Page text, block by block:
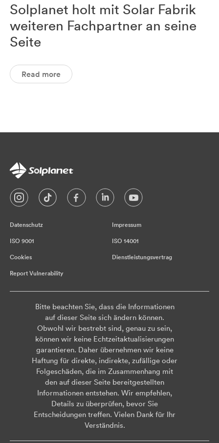
Solplanet holt mit Solar Fabrik
weiteren Fachpartner an seine
Seite
Read more
Datenschutz Impressum
ISO 9001 ISO 14001
Cookies Dienstleistungsvertrag
Report Vulnerability
Bitte beachten Sie, dass die Informationen
auf dieser Seite sich ändern können.
Obwohl wir bestrebt sind, genau zu sein,
können wir keine Echtzeitaktualisierungen
garantieren. Daher übernehmen wir keine
Haftung für direkte, indirekte, zufällige oder
Folgeschäden, die im Zusammenhang mit
den auf dieser Seite bereitgestellten
Informationen entstehen. Wir empfehlen,
Details zu überprüfen, bevor Sie
Entscheidungen treffen. Vielen Dank für Ihr
Verständnis.